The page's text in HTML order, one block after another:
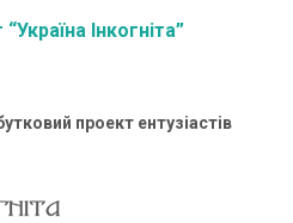
Інкогніта”
проект ентузіастів